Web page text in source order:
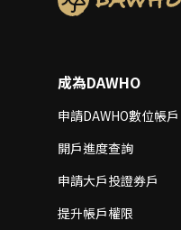
成為DAWHO
申請DAWHO數位帳戶
開戶進度查詢
申請大戶投證券戶
提升帳戶權限